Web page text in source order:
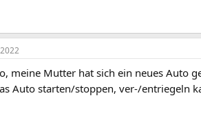
meine Mutter hat sich ein neues Auto
Auto starten/stoppen, ver-/entriegeln